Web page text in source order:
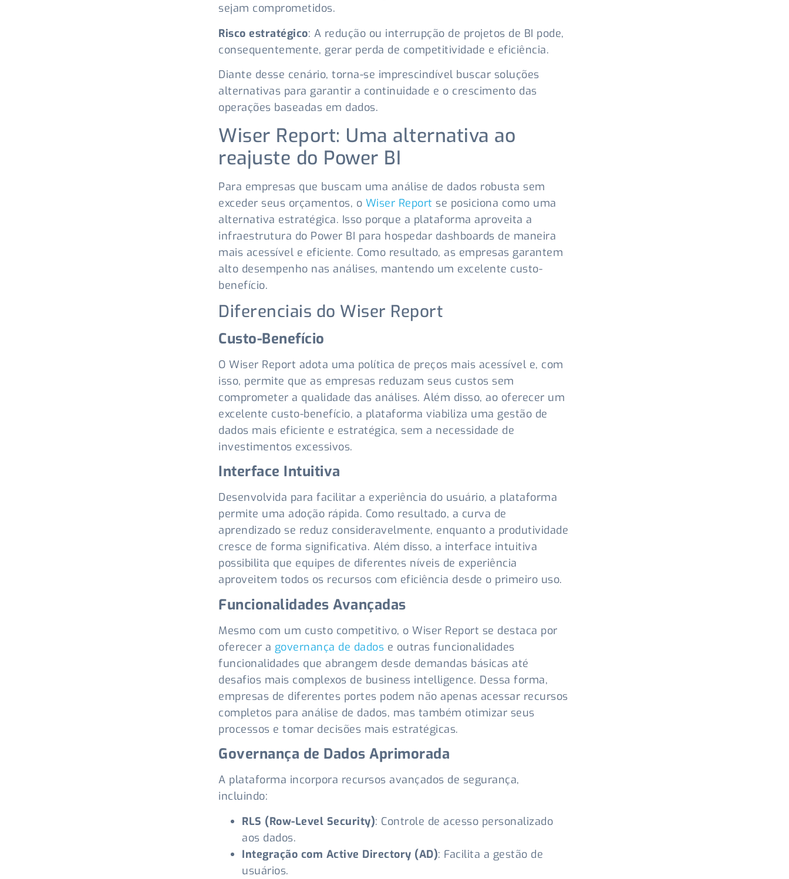
sejam comprometidos.
Risco estratégico: A redução ou interrupção de projetos de BI pode,
consequentemente, gerar perda de competitividade e eficiência.
Diante desse cenário, torna-se imprescindível buscar soluções
alternativas para garantir a continuidade e o crescimento das
operações baseadas em dados.
Wiser Report: Uma alternativa ao
reajuste do Power BI
Para empresas que buscam uma análise de dados robusta sem
exceder seus orçamentos, o Wiser Report se posiciona como uma
alternativa estratégica. Isso porque a plataforma aproveita a
infraestrutura do Power BI para hospedar dashboards de maneira
mais acessível e eficiente. Como resultado, as empresas garantem
alto desempenho nas análises, mantendo um excelente custo-
benefício.
Diferenciais do Wiser Report
Custo-Benefício
O Wiser Report adota uma política de preços mais acessível e, com
isso, permite que as empresas reduzam seus custos sem
comprometer a qualidade das análises. Além disso, ao oferecer um
excelente custo-benefício, a plataforma viabiliza uma gestão de
dados mais eficiente e estratégica, sem a necessidade de
investimentos excessivos.
Interface Intuitiva
Desenvolvida para facilitar a experiência do usuário, a plataforma
permite uma adoção rápida. Como resultado, a curva de
aprendizado se reduz consideravelmente, enquanto a produtividade
cresce de forma significativa. Além disso, a interface intuitiva
possibilita que equipes de diferentes níveis de experiência
aproveitem todos os recursos com eficiência desde o primeiro uso.
Funcionalidades Avançadas
Mesmo com um custo competitivo, o Wiser Report se destaca por
oferecer a governança de dados e outras funcionalidades
funcionalidades que abrangem desde demandas básicas até
desafios mais complexos de business intelligence. Dessa forma,
empresas de diferentes portes podem não apenas acessar recursos
completos para análise de dados, mas também otimizar seus
processos e tomar decisões mais estratégicas.
Governança de Dados Aprimorada
A plataforma incorpora recursos avançados de segurança,
incluindo:
RLS (Row-Level Security): Controle de acesso personalizado
aos dados.
Integração com Active Directory (AD): Facilita a gestão de
usuários.